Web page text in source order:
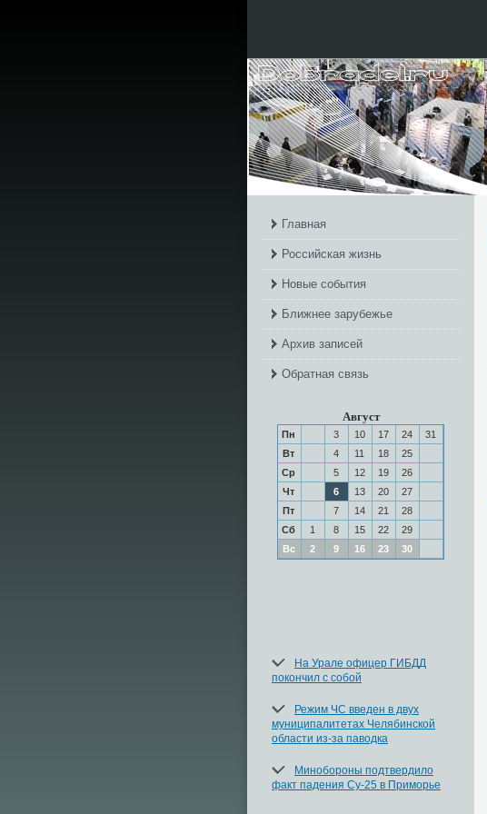
Главная
Российская жизнь
Новые события
Ближнее зарубежье
Архив записей
Обратная связь
Август
Пн 3 10 17 24
31
Вт
4 11 18
25
Ср
5 12 19
26
Чт
6 13 20
27
Пт
7 14 21
28
Сб
1 8 15 22
29
Вс
2 9 16 23 30
На Урале офицер ГИБДД
покончил с собой
Режим ЧС введен в двух
муниципалитетах Челябинской
области из-за паводка
Минобороны подтвердило
факт падения Су-25 в Приморье